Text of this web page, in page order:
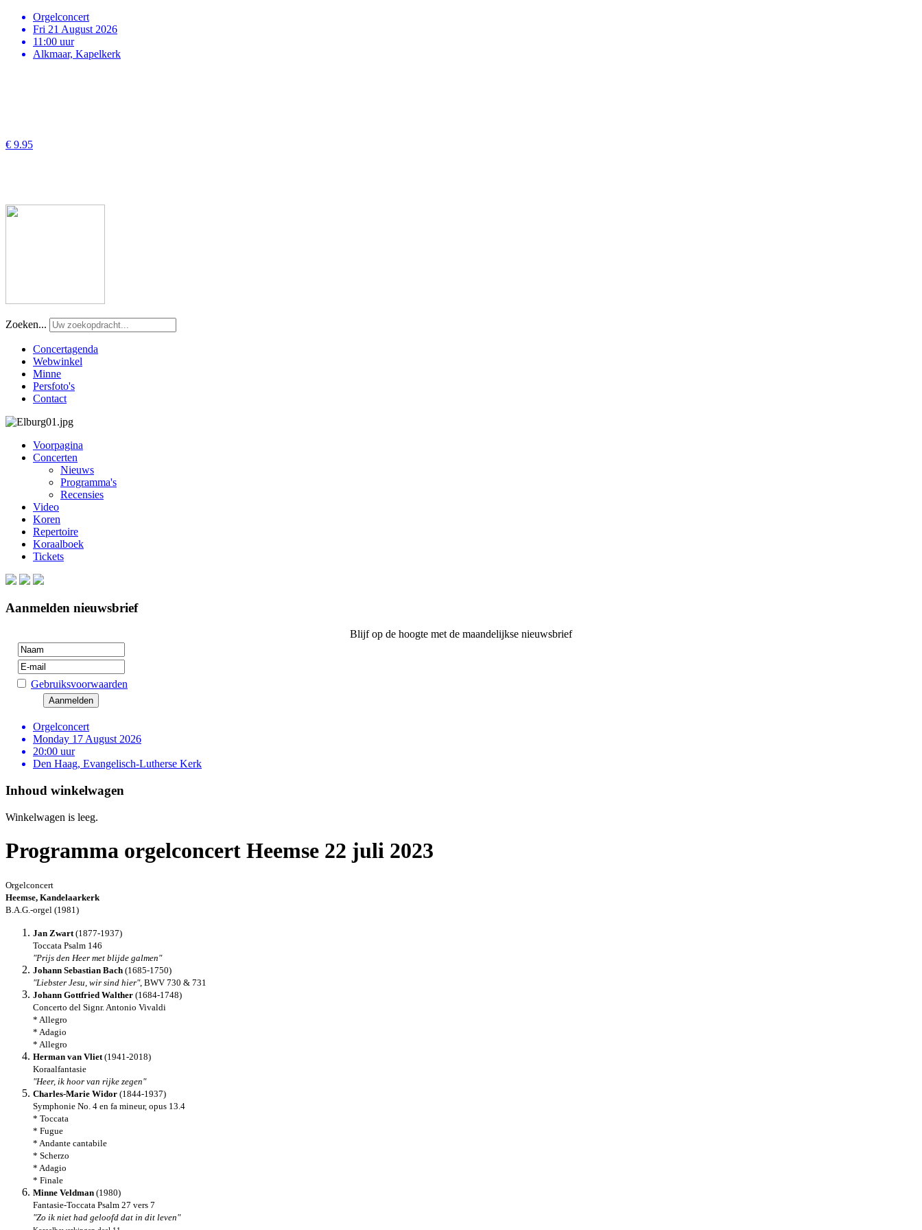
Orgelconcert
Fri 21 August 2026
11:00 uur
Alkmaar, Kapelkerk
€ 9.95
Zoeken...
Concertagenda
Webwinkel
Minne
Persfoto's
Contact
Voorpagina
Concerten
Nieuws
Programma's
Recensies
Video
Koren
Repertoire
Koraalboek
Tickets
Aanmelden nieuwsbrief
Blijf op de hoogte met de maandelijkse nieuwsbrief
Gebruiksvoorwaarden
Orgelconcert
Monday 17 August 2026
20:00 uur
Den Haag, Evangelisch-Lutherse Kerk
Inhoud winkelwagen
Winkelwagen is leeg.
Programma orgelconcert Heemse 22 juli 2023
Orgelconcert
Heemse, Kandelaarkerk
B.A.G.-orgel (1981)
Jan Zwart (1877-1937)
Toccata Psalm 146
"Prijs den Heer met blijde galmen"
Johann Sebastian Bach (1685-1750)
"Liebster Jesu, wir sind hier", BWV 730 & 731
Johann Gottfried Walther (1684-1748)
Concerto del Signr. Antonio Vivaldi
* Allegro
* Adagio
* Allegro
Herman van Vliet (1941-2018)
Koraalfantasie
"Heer, ik hoor van rijke zegen"
Charles-Marie Widor (1844-1937)
Symphonie No. 4 en fa mineur, opus 13.4
* Toccata
* Fugue
* Andante cantabile
* Scherzo
* Adagio
* Finale
Minne Veldman (1980)
Fantasie-Toccata Psalm 27 vers 7
"Zo ik niet had geloofd dat in dit leven"